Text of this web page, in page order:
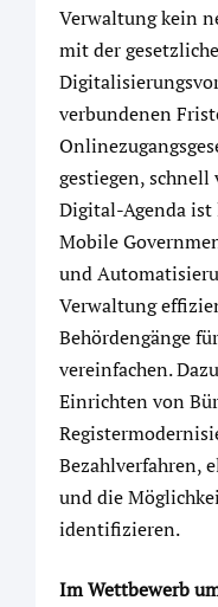
Verwaltung kein
mit der
verbundenen
gestiegen,
Digital-Agenda ist
Mobile
und
Verwaltung
Behördengänge
vereinfachen.
Einrichten von
Bezahlverfahren,
und die
identifizieren.
Im Wettbewerb